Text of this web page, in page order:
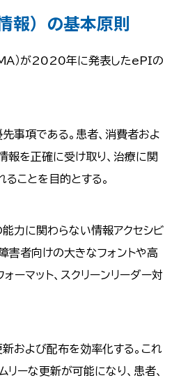
報）の基本原則
）が2020年に発表したePIの
事項である。患者、消費者およ
報を正確に受け取り、治療に関
ことを目的とする。
力に関わらない情報アクセシビ
害者向けの大きなフォントや高
ォーマット、スクリーンリーダー対
および配布を効率化する。これ
リーな更新が可能になり、患者、